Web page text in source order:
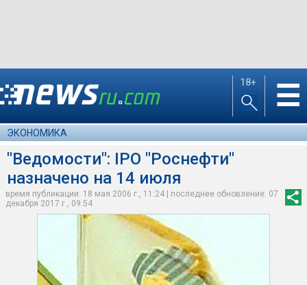
18+ ☰
ЭКОНОМИКА
"Ведомости": IPO "Роснефти"
назначено на 14 июля
время публикации: 18 мая 2006 г., 11:24 | последнее обновление: 07
декабря 2017 г., 09:54